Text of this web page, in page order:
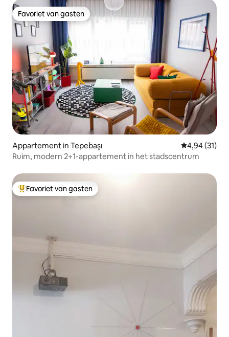
Favoriet van gasten
Favoriet van gasten
Appartement in Tepebaşı Gemiddelde
4,94 (31)
Ruim, modern 2+1-appartement in het stadscentrum
Topfavoriet van gasten
Favoriet van gasten